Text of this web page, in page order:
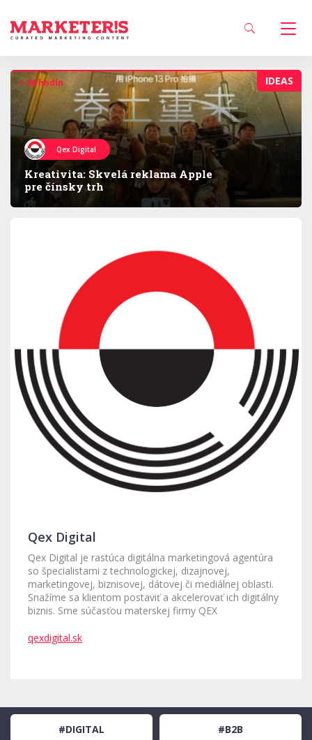
IDEAS
> 48 hodín
Qex Digital
Kreativita: Skvelá reklama Apple
pre čínsky trh
Qex Digital
Qex Digital je rastúca digitálna marketingová agentúra
so špecialistami z technologickej, dizajnovej,
marketingovej, biznisovej, dátovej či mediálnej oblasti.
Snažíme sa klientom postaviť a akcelerovať ich digitálny
biznis. Sme súčasťou materskej firmy QEX
qexdigital.sk
#DIGITAL #B2B